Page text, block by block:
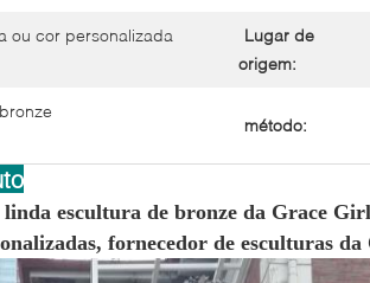
ou cor personalizada
Lugar de
origem:
método:
escultura de bronze da Grace
fornecedor de esculturas da